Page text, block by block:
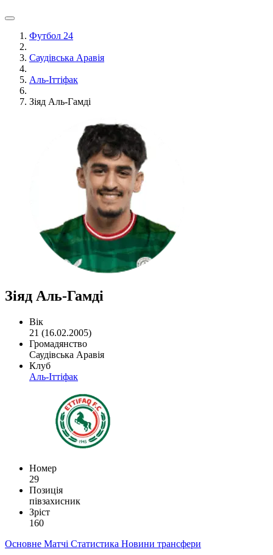
Футбол 24
Саудівська Аравія
Аль-Іттіфак
Зіяд Аль-Гамді
Зіяд Аль-Гамді
Вік
21 (16.02.2005)
Громадянство
Саудівська Аравія
Клуб
Аль-Іттіфак
Номер
29
Позиція
півзахисник
Зріст
160
Основне Матчі Статистика Новини трансфери